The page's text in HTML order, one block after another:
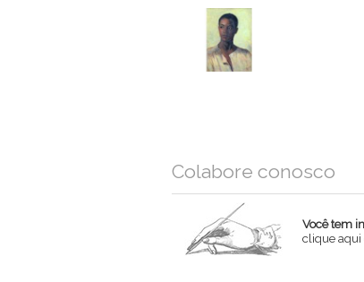
Colabore conosco
Você tem
clique aqui